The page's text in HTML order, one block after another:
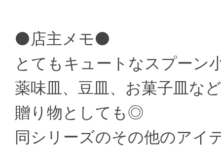
⚫店主メモ⚫
とてもキュートなスプーン
薬味皿、豆皿、お菓子皿な
贈り物としても◎
同シリーズのその他のアイ